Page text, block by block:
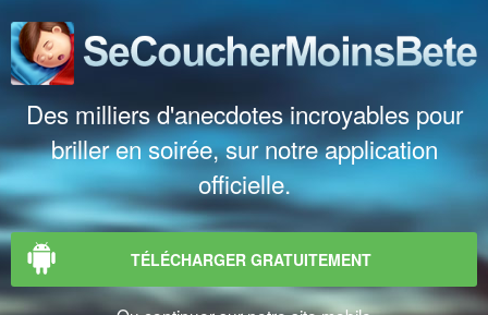
Des milliers d'anecdotes incroyables pour
briller en soirée, sur notre application
officielle.
TÉLÉCHARGER GRATUITEMENT